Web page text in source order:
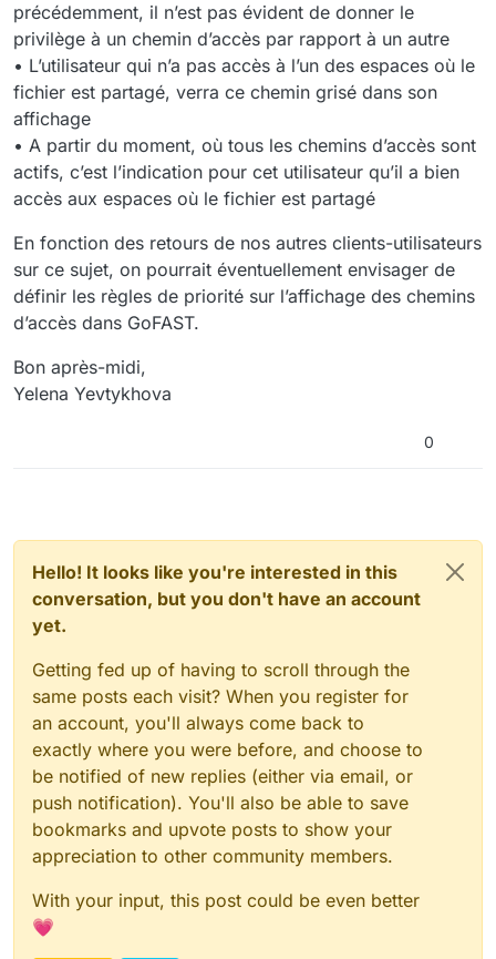
précédemment, il n’est pas évident de donner le
privilège à un chemin d’accès par rapport à un autre
• L’utilisateur qui n’a pas accès à l’un des espaces où le
fichier est partagé, verra ce chemin grisé dans son
affichage
• A partir du moment, où tous les chemins d’accès sont
actifs, c’est l’indication pour cet utilisateur qu’il a bien
accès aux espaces où le fichier est partagé
En fonction des retours de nos autres clients-utilisateurs
sur ce sujet, on pourrait éventuellement envisager de
définir les règles de priorité sur l’affichage des chemins
d’accès dans GoFAST.
Bon après-midi,
Yelena Yevtykhova
0
Hello! It looks like you're interested in this
conversation, but you don't have an account
yet.
Getting fed up of having to scroll through the
same posts each visit? When you register for
an account, you'll always come back to
exactly where you were before, and choose to
be notified of new replies (either via email, or
push notification). You'll also be able to save
bookmarks and upvote posts to show your
appreciation to other community members.
With your input, this post could be even better
💗